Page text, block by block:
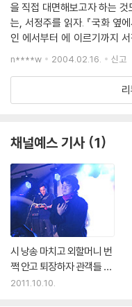
을 직접 대면해보고자 하는
는, 서정주를 읽자. 『국화 옆에서』는 평론가 이남호가 서정주의 처녀시집
인 에서부터 에 이르기까지
집’이다. 이미 교과서에 실릴
n****w 2004.02.16. 신고
채널예스 기사 1
시 낭송 마치고 외할머니 번
쩍 안고 퇴장하자 관객들 탄
성 - 2011 아시아 시 페스티
2011.10.10.